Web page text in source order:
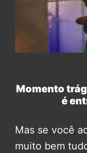
Momento
é
Mas se você
muito bem